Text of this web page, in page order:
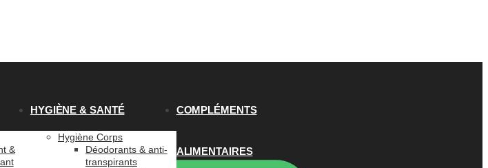
&
HYGIÈNE & SANTÉ
Hygiène Corps
Déodorants & anti-
transpirants
COMPLÉMENTS
ALIMENTAIRES